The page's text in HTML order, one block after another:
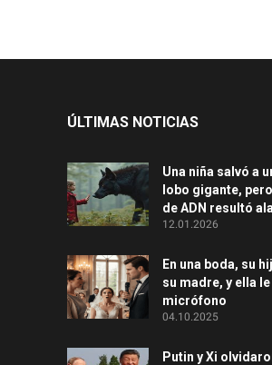
ÚLTIMAS NOTICIAS
Una niña salvó a
lobo gigante,
de ADN resultó
12.01.2026
En una boda, su
su madre, y ella
micrófono
04.10.2025
Putin y Xi